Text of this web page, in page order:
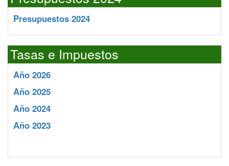
Presupuestos 2024
Tasas e Impuestos
Año 2026
Año 2025
Año 2024
Año 2023